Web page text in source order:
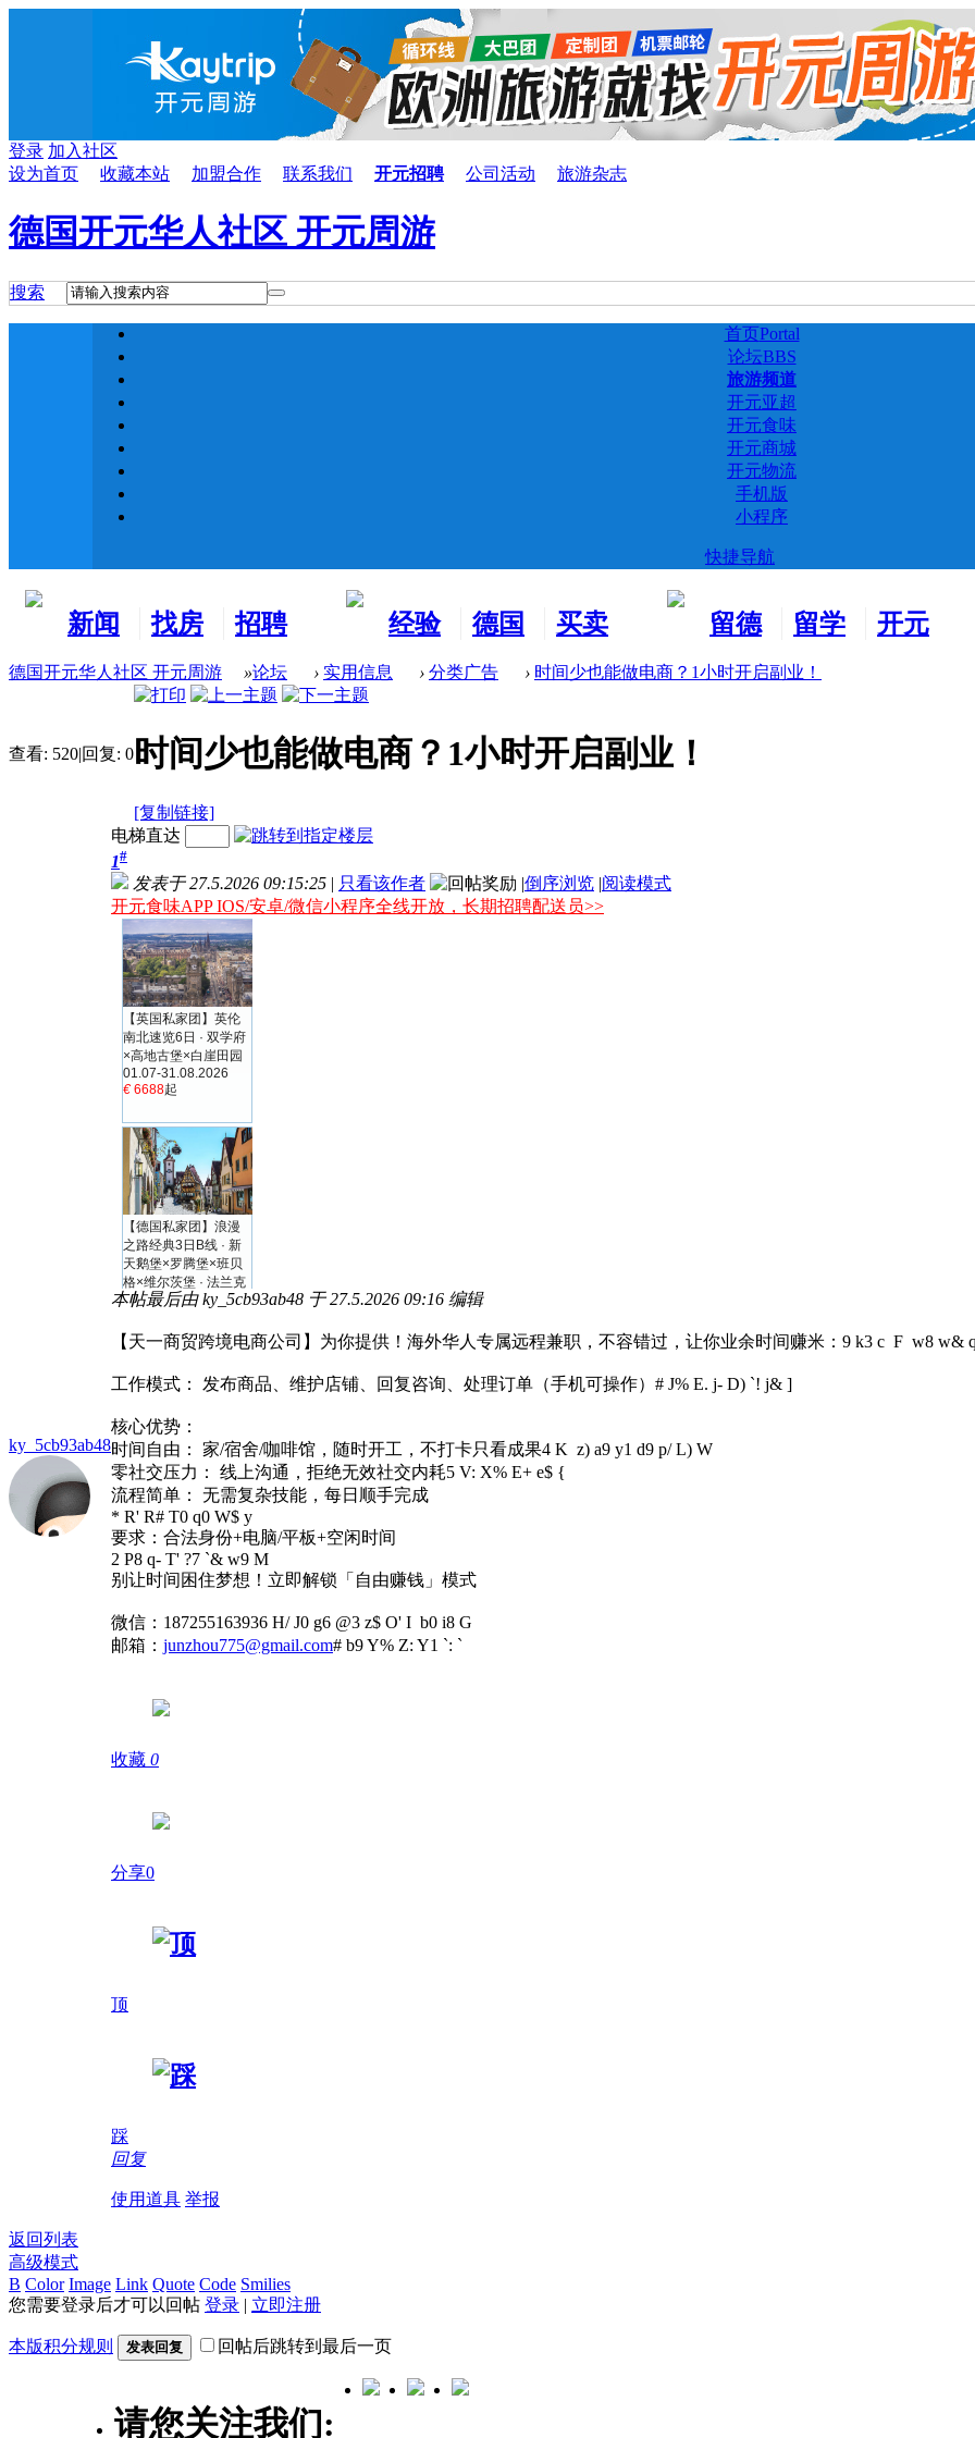
登录 加入社区
设为首页
收藏本站 加盟合作 联系我们 开元招聘 公司活动 旅游杂志
德国开元华人社区 开元周游
搜索
首页Portal
论坛BBS
旅游频道
开元亚超
开元食味
开元商城
开元物流
手机版
小程序
快捷导航
新闻
找房
招聘
经验
德国
生活
买卖
市场
留德
新生
留学
德国
开元
德国开元华人社区 开元周游 »论坛 › 实用信息 › 分类广告 › 时间少也能做电商？1小时开启副业！
查看: 520|回复: 0 时间少也能做电商？1小时开启副业！
[复制链接]
ky_5cb93ab48
电梯直达
1#
发表于 27.5.2026 09:15:25 | 只看该作者 |倒序浏览 |阅读模式
开元食味APP IOS/安卓/微信小程序全线开放，长期招聘配送员>>
本帖最后由 ky_5cb93ab48 于 27.5.2026 09:16 编辑
【天一商贸跨境电商公司】为你提供！海外华人专属远程兼职，不容错过，让你业余时间赚米： 9 k3 c F w8 w&
工作模式： 发布商品、维护店铺、回复咨询、处理订单（手机可操作） # J% E. j- D) `! j& ]
核心优势：
时间自由： 家/宿舍/咖啡馆，随时开工，不打卡只看成果4 K z) a9 y1 d9 p/ L) W
零社交压力： 线上沟通，拒绝无效社交内耗5 V: X% E+ e$ {
流程简单： 无需复杂技能，每日顺手完成
* R' R# T0 q0 W$ y
要求：合法身份+电脑/平板+空闲时间
2 P8 q- T' ?7 `& w9 M
别让时间困住梦想！立即解锁「自由赚钱」模式
微信：187255163936 H/ J0 g6 @3 z$ O' I b0 i8 G
邮箱： junzhou775@gmail.com# b9 Y% Z: Y1 `: `
收藏 0
分享0
顶
踩
回复
使用道具 举报
返回列表
高级模式
B Color Image Link Quote Code Smilies
您需要登录后才可以回帖 登录 | 立即注册
本版积分规则 发表回复 回帖后跳转到最后一页
请您关注我们: